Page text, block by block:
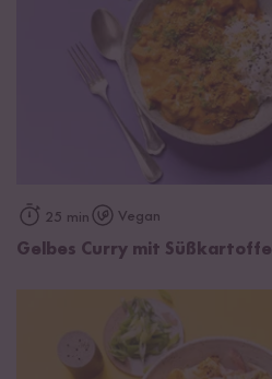
25 min Vegan
Gelbes Curry mit Süßkartoffel